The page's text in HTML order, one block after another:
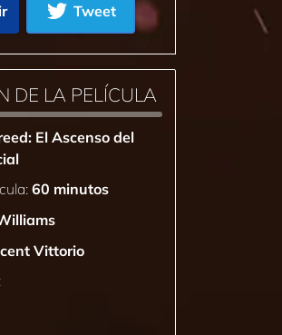
Tweet
DE LA PELÍCULA
El Ascenso del
60 minutos
Vittorio